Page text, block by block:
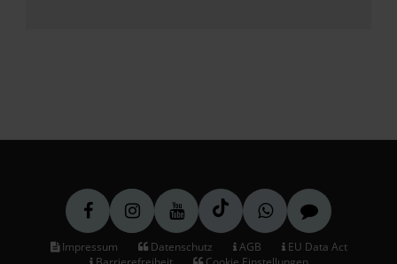
Impressum Datenschutz AGB
EU Data Act